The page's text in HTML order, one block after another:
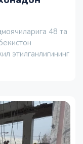
48 та
этилганлигининг